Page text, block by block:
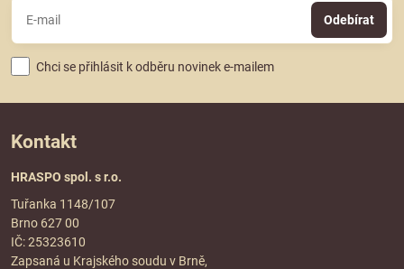
Odebírat
Chci se přihlásit k odběru novinek e-mailem
Kontakt
HRASPO spol. s r.o.
Tuřanka 1148/107
Brno 627 00
IČ: 25323610
Zapsaná u Krajského soudu v Brně,